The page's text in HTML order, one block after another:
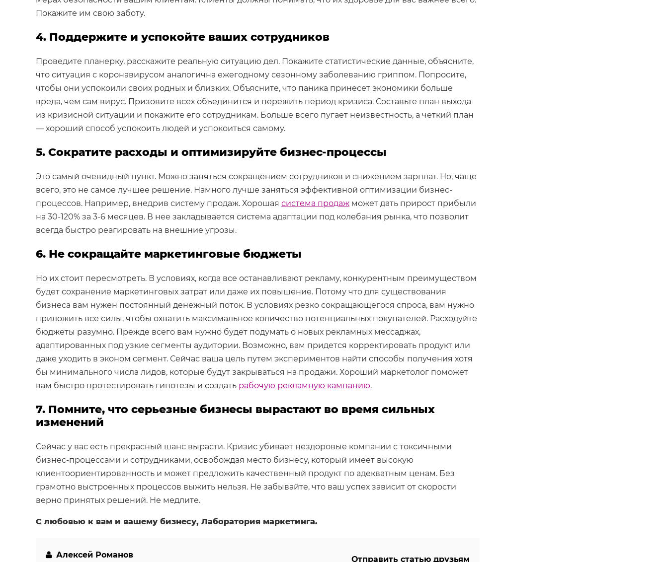
Покажите им свою заботу.
4. Поддержите и успокойте ваших сотрудников
Проведите планерку, расскажите реальную ситуацию дел. Покажите статистические данные, объясните,
что ситуация с коронавирусом аналогична ежегодному сезонному заболеванию гриппом. Попросите,
чтобы они успокоили своих родных и близких. Объясните, что паника принесет экономики больше
вреда, чем сам вирус. Призовите всех объединится и пережить период кризиса. Составьте план выхода
из кризисной ситуации и покажите его сотрудникам. Больше всего пугает неизвестность, а четкий план
— хороший способ успокоить людей и успокоиться самому.
5. Сократите расходы и оптимизируйте бизнес-процессы
Это самый очевидный пункт. Можно заняться сокращением сотрудников и снижением зарплат. Но, чаще
всего, это не самое лучшее решение. Намного лучше заняться эффективной оптимизации бизнес-
процессов. Например, внедрив систему продаж. Хорошая система продаж может дать прирост прибыли
на 30-120% за 3-6 месяцев. В нее закладывается система адаптации под колебания рынка, что позволит
всегда быстро реагировать на внешние угрозы.
6. Не сокращайте маркетинговые бюджеты
Но их стоит пересмотреть. В условиях, когда все останавливают рекламу, конкурентным преимуществом
будет сохранение маркетинговых затрат или даже их повышение. Потому что для существования
бизнеса вам нужен постоянный денежный поток. В условиях резко сокращающегося спроса, вам нужно
приложить все силы, чтобы охватить максимальное количество потенциальных покупателей. Расходуйте
бюджеты разумно. Прежде всего вам нужно будет подумать о новых рекламных мессаджах,
адаптированных под узкие сегменты аудитории. Возможно, вам придется корректировать продукт или
даже уходить в эконом сегмент. Сейчас ваша цель путем экспериментов найти способы получения хотя
бы минимального числа лидов, которые будут закрываться на продажи. Хороший маркетолог поможет
вам быстро протестировать гипотезы и создать рабочую рекламную кампанию.
7. Помните, что серьезные бизнесы вырастают во время сильных
изменений
Сейчас у вас есть прекрасный шанс вырасти. Кризис убивает нездоровые компании с токсичными
бизнес-процессами и сотрудниками, освобождая место бизнесу, который имеет высокую
клиентоориентированность и может предложить качественный продукт по адекватным ценам. Без
грамотно выстроенных процессов выжить нельзя. Не забывайте, что ваш успех зависит от скорости
верно принятых решений. Не медлите.
С любовью к вам и вашему бизнесу, Лаборатория маркетинга.
Алексей Романов Отправить статью друзьям